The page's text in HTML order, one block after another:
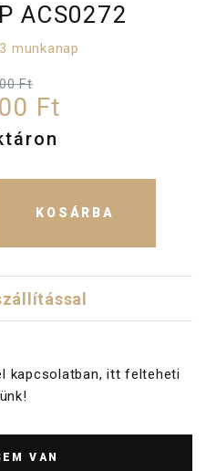
ACS0272
munkanap
Ft
Ft
KOSÁRBA
kapcsolatban, itt felteheti
VAN